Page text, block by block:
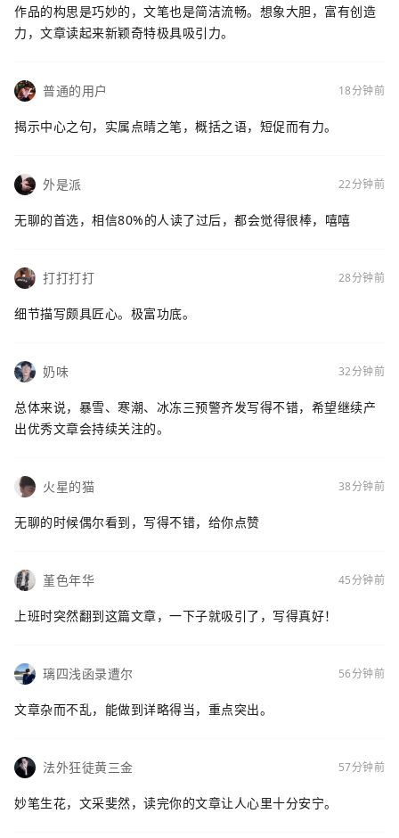
作品的构思是巧妙的，文笔也是简洁流畅。想象大胆，富有创造
力，文章读起来新颖奇特极具吸引力。
普通的用户 18分钟前
揭示中心之句，实属点晴之笔，概括之语，短促而有力。
外是派 22分钟前
无聊的首选，相信80%的人读了过后，都会觉得很棒，嘻嘻
打打打打 28分钟前
细节描写颇具匠心。极富功底。
奶味 32分钟前
总体来说，暴雪、寒潮、冰冻三预警齐发写得不错，希望继续产
出优秀文章会持续关注的。
火星的猫 38分钟前
无聊的时候偶尔看到，写得不错，给你点赞
堇色年华 45分钟前
上班时突然翻到这篇文章，一下子就吸引了，写得真好！
璃四浅函录遭尔 56分钟前
文章杂而不乱，能做到详略得当，重点突出。
法外狂徒黄三金 57分钟前
妙笔生花，文采斐然，读完你的文章让人心里十分安宁。